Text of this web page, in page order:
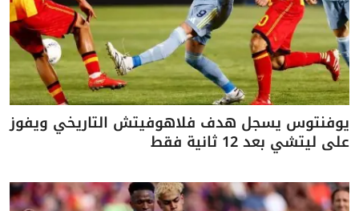
يوفنتوس يسجل هدف فلاهوفيتش التاريخي ويفوز
على ليتشي بعد 12 ثانية فقط